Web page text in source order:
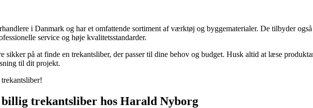
i Danmark og har et omfattende sortiment af værktøj og byggematerialer. De tilbyder
service og høje kvalitetsstandarder.
på at finde en trekantsliber, der passer til dine behov og budget. Husk altid at læse
til dit projekt.
trekantsliber hos Harald Nyborg